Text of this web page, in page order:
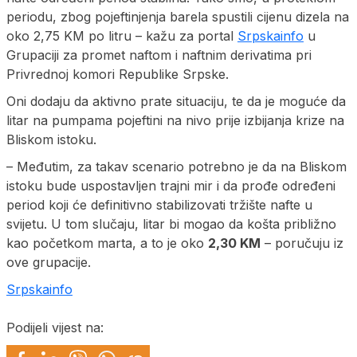
periodu, zbog pojeftinjenja barela spustili cijenu dizela na
oko 2,75 KM po litru – kažu za portal Srpskainfo u
Grupaciji za promet naftom i naftnim derivatima pri
Privrednoj komori Republike Srpske.
Oni dodaju da aktivno prate situaciju, te da je moguće da
litar na pumpama pojeftini na nivo prije izbijanja krize na
Bliskom istoku.
– Međutim, za takav scenario potrebno je da na Bliskom
istoku bude uspostavljen trajni mir i da prođe određeni
period koji će definitivno stabilizovati tržište nafte u
svijetu. U tom slučaju, litar bi mogao da košta približno
kao početkom marta, a to je oko 2,30 KM – poručuju iz
ove grupacije.
Srpskainfo
Podijeli vijest na: